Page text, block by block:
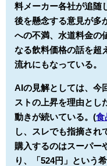
料メーカー各社が追随
後を懸念する意見が多
への不満、水道料金の
なる飲料価格の話を超
流れにもなっている。
AIの見解としては、今
ストの上昇を理由とし
動きが続いている。(食
し、スレでも指摘され
購入するのはスーパー
り、「524円」という